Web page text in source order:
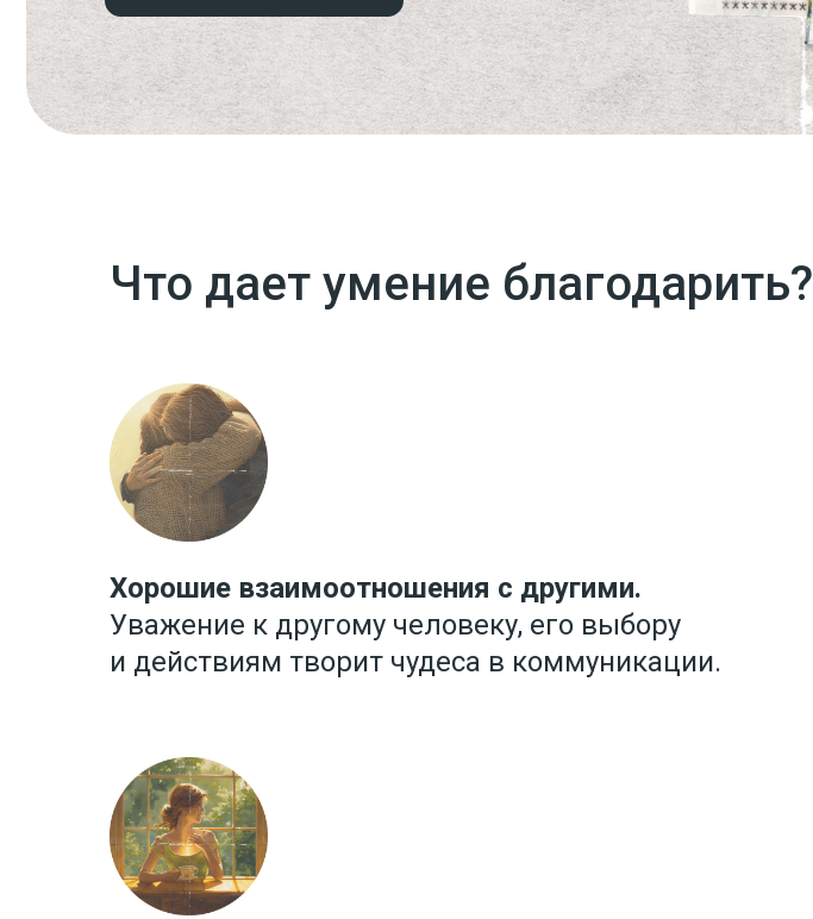
Что дает умение благодарить?
Хорошие взаимоотношения с другими.
Уважение к другому человеку, его выбору
и действиям творит чудеса в коммуникации.